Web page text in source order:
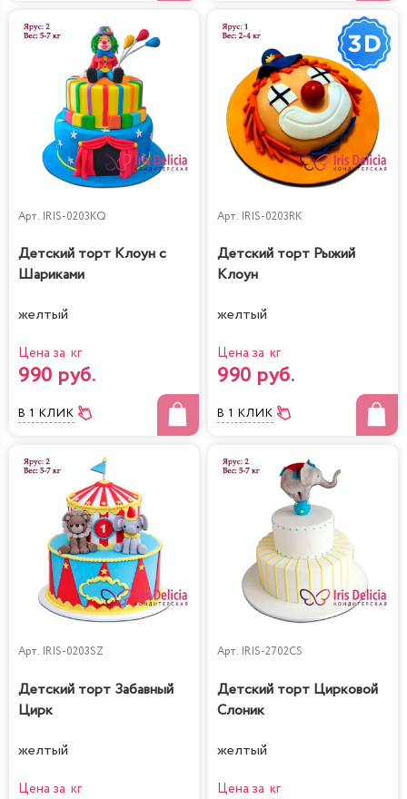
Арт. IRIS-0203KQ
Детский торт Клоун с
Шариками
желтый
Цена за кг
990 руб.
В 1 КЛИК
Арт. IRIS-0203RK
Детский торт Рыжий
Клоун
желтый
Цена за кг
990 руб.
В 1 КЛИК
Арт. IRIS-0203SZ
Детский торт Забавный
Цирк
желтый
Цена за кг
Арт. IRIS-2702CS
Детский торт Цирковой
Слоник
желтый
Цена за кг